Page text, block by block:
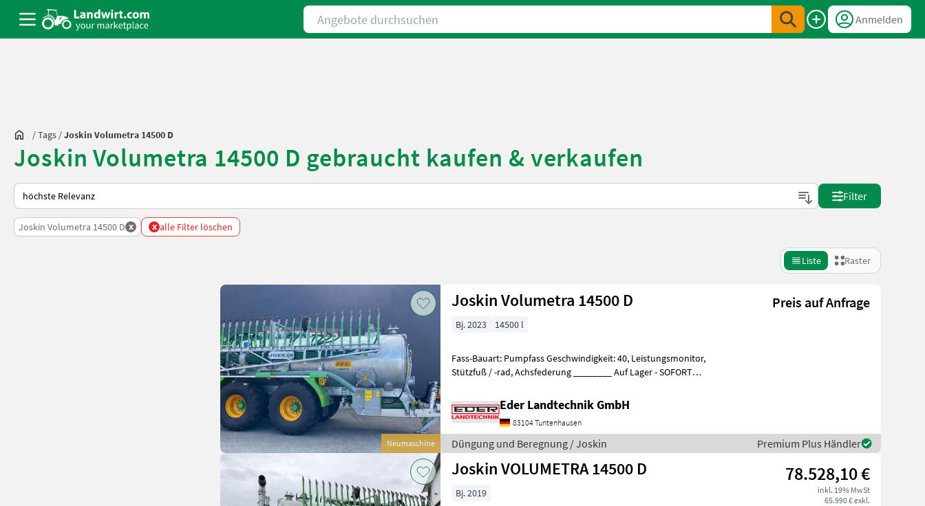
Angebote durchsuchen
Anmelden
/Tags /Joskin Volumetra 14500 D
Joskin Volumetra 14500 D gebraucht kaufen & verkaufen
So wird auf Landwirt.com sortiert
Filter
Joskin Volumetra 14500 D x x alle Filter löschen
Liste Raster
Neumaschine
Joskin Volumetra 14500 D Preis auf Anfrage
Bj. 2023 14500 l
Fass-Bauart: Pumpfass Geschwindigkeit: 40, Leistungsmonitor,
Stützfuß / -rad, Achsfederung ________ Auf Lager - SOFORT
Eder Landtechnik GmbH
83104 Tuntenhausen
Düngung und Beregnung / Joskin Premium Plus Händler
Joskin VOLUMETRA 14500 D 78.528,10 €
inkl. 19% MwSt
65.990 € exkl.
Bj. 2019